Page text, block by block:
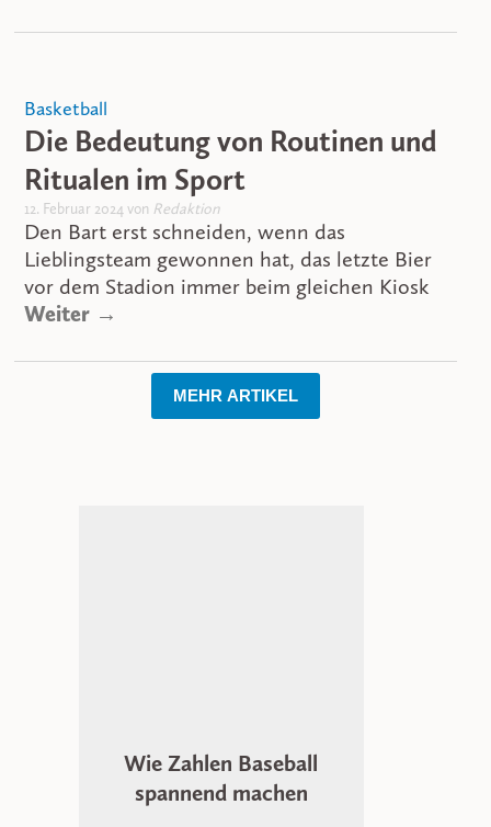
Basketball
Die Bedeutung von Routinen und
Ritualen im Sport
12. Februar 2024 von Redaktion
Den Bart erst schneiden, wenn das
Lieblingsteam gewonnen hat, das letzte Bier
vor dem Stadion immer beim gleichen Kiosk
Weiter →
MEHR ARTIKEL
Wie Zahlen Baseball
spannend machen